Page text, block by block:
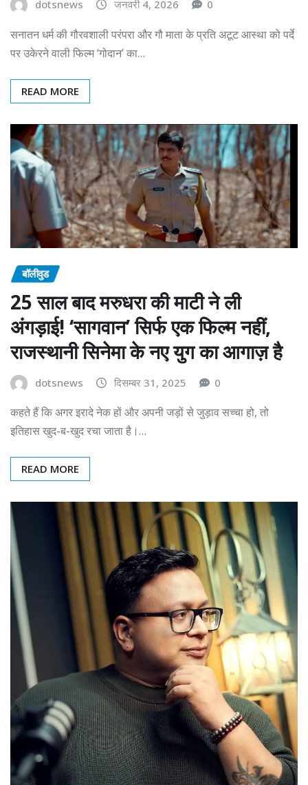
dotsnews जनवरी 4, 2026 0
सनातन धर्म की गौरवशाली परंपरा और गौ माता के प्रति अटूट आस्था को पर्दे
पर उकेरने वाली फिल्म ‘गोदान’ का…
READ MORE
बॉलीवुड
25 साल बाद मरुधरा की माटी ने ली
अंगड़ाई! ‘सागवान’ सिर्फ एक फिल्म नहीं,
राजस्थानी सिनेमा के नए युग का आगाज़ है
dotsnews दिसम्बर 31, 2025 0
कहते हैं कि अगर इरादे नेक हों और अपनी जड़ों से जुड़ाव सच्चा हो, तो
इतिहास खुद-ब-खुद रचा जाता है।…
READ MORE